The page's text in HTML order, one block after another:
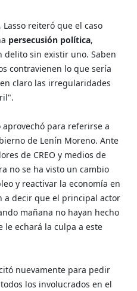
reiteró que el caso
persecusión política,
sin existir uno. Saben
contravienen lo que sería
claro las irregularidades
aprovechó para referirse a
de Lenín Moreno. Ante
de CREO y medios de
no se ha visto un cambio
y reactivar la economía en
a decir que el principal actor
mañana no hayan hecho
le echará la culpa a este
nuevamente para pedir
los involucrados en el